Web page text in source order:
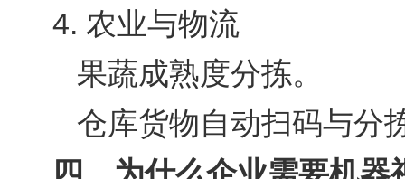
4. 农业与物流
果蔬成熟度分拣。
仓库货物自动扫码与分